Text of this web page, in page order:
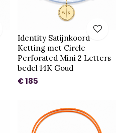
Identity Satijnkoord
Ketting met Circle
Perforated Mini 2 Letters
bedel 14K Goud
€ 185